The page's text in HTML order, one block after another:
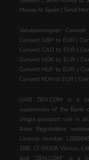
Money to Spain | Send
Valutaomregner:
Convert GBP to EUR |
Convert CAD to EUR |
Convert NOK to EUR |
Convert HUF to EUR |
Convert RON to EUR |
UAB ZEN.COM is a
supervision of the Bank
single passport rule in
Area. Registration
License number
18B, LT-09308 Vilnius,
and “ZEN.COM” is a